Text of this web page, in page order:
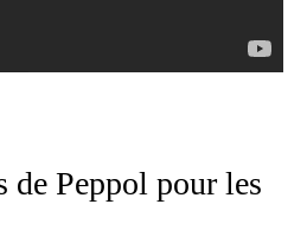
de Peppol pour les